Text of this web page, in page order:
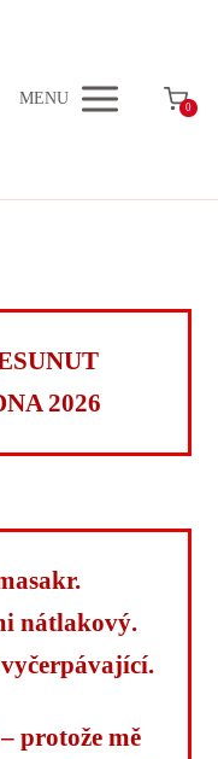
MENU 0
2026
nátlakový.
protože mě